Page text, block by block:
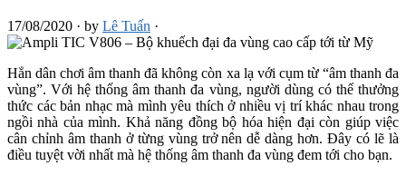
17/08/2020 · by Lê Tuấn ·
Hẳn dân chơi âm thanh đã không còn xa lạ với cụm từ “âm thanh đa
vùng”. Với hệ thống âm thanh đa vùng, người dùng có thể thưởng
thức các bản nhạc mà mình yêu thích ở nhiều vị trí khác nhau trong
ngồi nhà của mình. Khả năng đồng bộ hóa hiện đại còn giúp việc
cân chỉnh âm thanh ở từng vùng trở nên dễ dàng hơn. Đây có lẽ là
điều tuyệt vời nhất mà hệ thống âm thanh đa vùng đem tới cho bạn.